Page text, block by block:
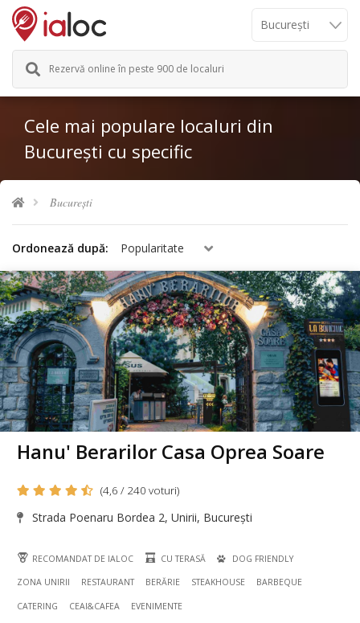
Rezervă online în peste 900 de localuri
Cele mai populare localuri din
București cu specific
București
Ordonează după: Popularitate
Hanu' Berarilor Casa Oprea Soare
(4,6 / 240 voturi)
Strada Poenaru Bordea 2, Unirii, București
RECOMANDAT DE IALOC CU TERASĂ DOG FRIENDLY
ZONA UNIRII RESTAURANT BERĂRIE STEAKHOUSE BARBEQUE
CATERING CEAI&CAFEA EVENIMENTE